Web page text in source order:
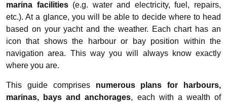
marina facilities(e.g. water and electricity, fuel, repairs,
etc.). At a glance, you will be able to decide where to head
based on your yacht and the weather. Each chart has an
icon that shows the harbour or bay position within the
navigation area. This way you will always know exactly
where you are.
​This guide comprises numerous plans for harbours,
marinas, bays and anchorages, each with a wealth of